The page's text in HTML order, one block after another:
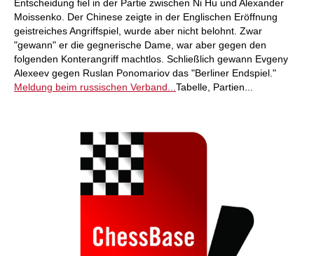
Entscheidung fiel in der Partie zwischen Ni Hu und Alexander
Moissenko. Der Chinese zeigte in der Englischen Eröffnung
geistreiches Angriffspiel, wurde aber nicht belohnt. Zwar
"gewann" er die gegnerische Dame, war aber gegen den
folgenden Konterangriff machtlos. Schließlich gewann Evgeny
Alexeev gegen Ruslan Ponomariov das "Berliner Endspiel."
Meldung beim russischen Verband... Tabelle, Partien...